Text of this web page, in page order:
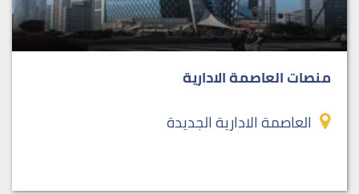
منصات العاصمة الادارية
العاصمة الادارية الجديدة